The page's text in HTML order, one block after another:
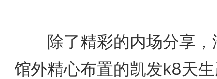
除了精彩的内场分享，
馆外精心布置的凯发k8天